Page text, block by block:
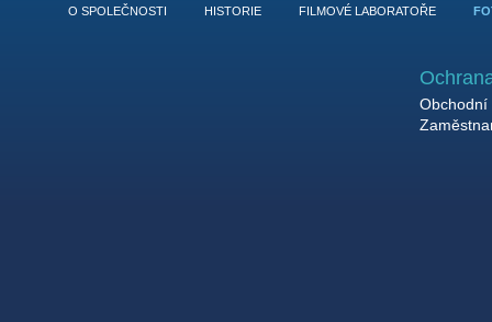
O SPOLEČNOSTI HISTORIE FILMOVÉ LABORATOŘE
Obchodní